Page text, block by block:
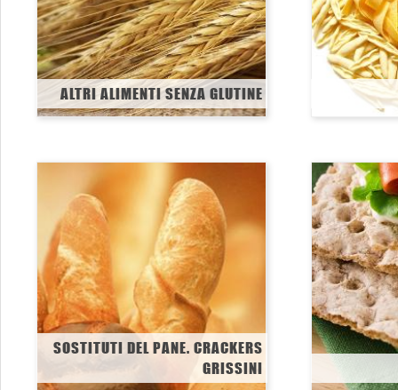
ALTRI ALIMENTI SENZA GLUTINE
SOSTITUTI DEL PANE. CRACKERS
GRISSINI